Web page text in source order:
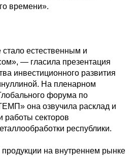
времени».
естественным и
— гласила презентация
инвестиционного развития
На пленарном
форума по
она озвучила расклад и
работы секторов
республики.
продукции на внутреннем рынке